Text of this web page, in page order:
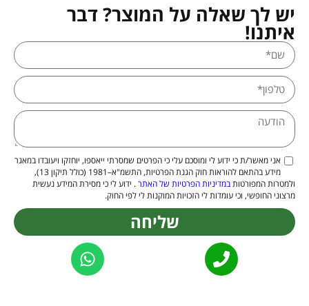
יש לך שאלה על המוצר? דבר
איתנו!
אני מאשר/ת כי ידוע לי ומוסכם עלי כי הפרטים שמסרתי ייאספו, יוחזקו ויעובדו במאגר
מידע בהתאם להוראות חוק הגנת הפרטיות, התשמ"א–1981 (כולל תיקון 13),
ולמטרות המפורטותבמדיניות הפרטיות של האתר. ידוע לי כי מסירת המידע נעשית
מרצוני החופשי, וכי עומדות לי הזכויות המוקנות לי לפי החוק.
שליחה